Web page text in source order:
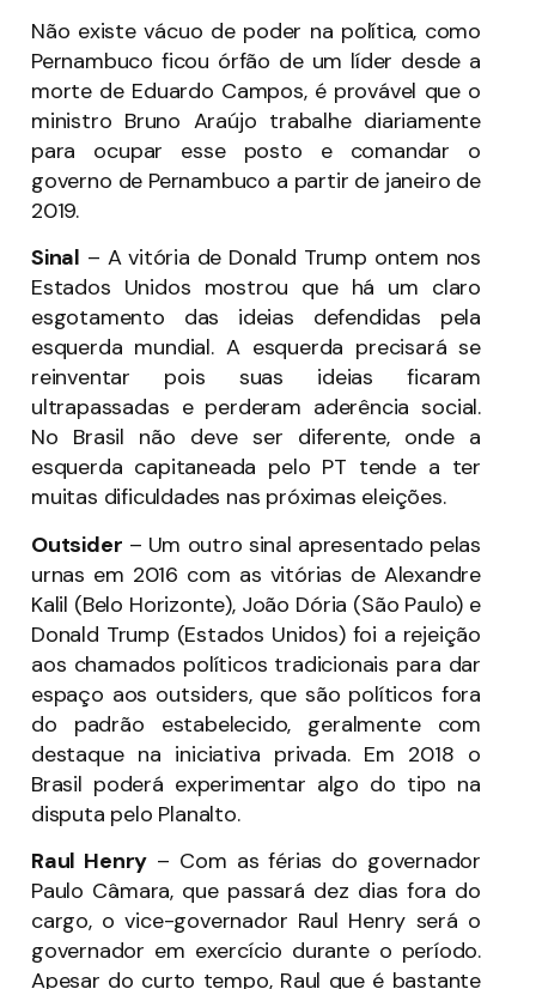
Não existe vácuo de poder na política, como
Pernambuco ficou órfão de um líder desde a
morte de Eduardo Campos, é provável que o
ministro Bruno Araújo trabalhe diariamente
para ocupar esse posto e comandar o
governo de Pernambuco a partir de janeiro de
2019.
Sinal – A vitória de Donald Trump ontem nos
Estados Unidos mostrou que há um claro
esgotamento das ideias defendidas pela
esquerda mundial. A esquerda precisará se
reinventar pois suas ideias ficaram
ultrapassadas e perderam aderência social.
No Brasil não deve ser diferente, onde a
esquerda capitaneada pelo PT tende a ter
muitas dificuldades nas próximas eleições.
Outsider – Um outro sinal apresentado pelas
urnas em 2016 com as vitórias de Alexandre
Kalil (Belo Horizonte), João Dória (São Paulo) e
Donald Trump (Estados Unidos) foi a rejeição
aos chamados políticos tradicionais para dar
espaço aos outsiders, que são políticos fora
do padrão estabelecido, geralmente com
destaque na iniciativa privada. Em 2018 o
Brasil poderá experimentar algo do tipo na
disputa pelo Planalto.
Raul Henry – Com as férias do governador
Paulo Câmara, que passará dez dias fora do
cargo, o vice-governador Raul Henry será o
governador em exercício durante o período.
Apesar do curto tempo, Raul que é bastante